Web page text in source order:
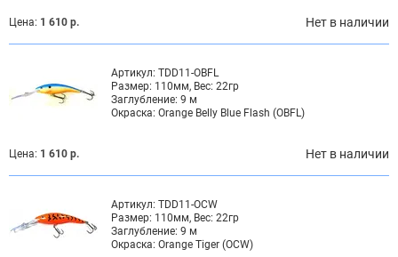
Цена: 1 610 р. Нет в наличии
Артикул: TDD11-OBFL
Размер: 110мм, Вес: 22гр
Заглубление: 9 м
Окраска: Orange Belly Blue Flash (OBFL)
Цена: 1 610 р. Нет в наличии
Артикул: TDD11-OCW
Размер: 110мм, Вес: 22гр
Заглубление: 9 м
Окраска: Orange Tiger (OCW)